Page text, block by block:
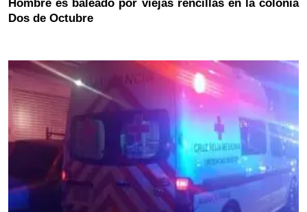
Hombre es baleado por viejas rencillas en la colonia
Dos de Octubre